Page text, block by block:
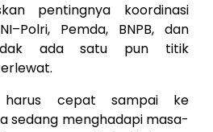
pentingnya koordinasi
Pemda, BNPB, dan
ada satu pun titik
harus cepat sampai ke
sedang menghadapi masa-